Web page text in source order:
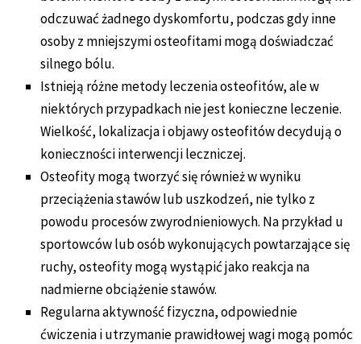
odczuwać żadnego dyskomfortu, podczas gdy inne
osoby z mniejszymi osteofitami mogą doświadczać
silnego bólu.
Istnieją różne metody leczenia osteofitów, ale w
niektórych przypadkach nie jest konieczne leczenie.
Wielkość, lokalizacja i objawy osteofitów decydują o
konieczności interwencji leczniczej.
Osteofity mogą tworzyć się również w wyniku
przeciążenia stawów lub uszkodzeń, nie tylko z
powodu procesów zwyrodnieniowych. Na przykład u
sportowców lub osób wykonujących powtarzające się
ruchy, osteofity mogą wystąpić jako reakcja na
nadmierne obciążenie stawów.
Regularna aktywność fizyczna, odpowiednie
ćwiczenia i utrzymanie prawidłowej wagi mogą pomóc